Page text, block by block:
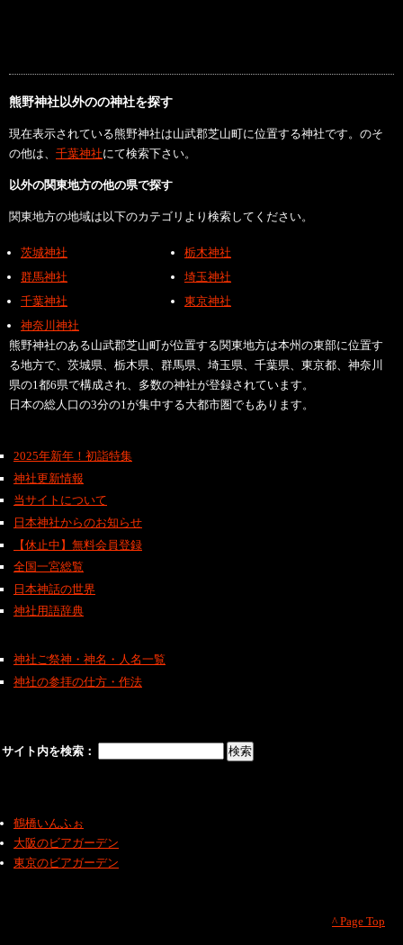
熊野神社以外のの神社を探す
現在表示されている熊野神社は山武郡芝山町に位置する神社です。のそ
の他は、 千葉神社にて検索下さい。
以外の関東地方の他の県で探す
関東地方の地域は以下のカテゴリより検索してください。
茨城神社
栃木神社
群馬神社
埼玉神社
千葉神社
東京神社
神奈川神社
熊野神社のある山武郡芝山町が位置する関東地方は本州の東部に位置す
る地方で、茨城県、栃木県、群馬県、埼玉県、千葉県、東京都、神奈川
県の1都6県で構成され、多数の神社が登録されています。
日本の総人口の3分の1が集中する大都市圏でもあります。
2025年新年！初詣特集
神社更新情報
当サイトについて
日本神社からのお知らせ
【休止中】無料会員登録
全国一宮総覧
日本神話の世界
神社用語辞典
神社ご祭神・神名・人名一覧
神社の参拝の仕方・作法
サイト内を検索：
鶴橋いんふぉ
大阪のビアガーデン
東京のビアガーデン
^ Page Top